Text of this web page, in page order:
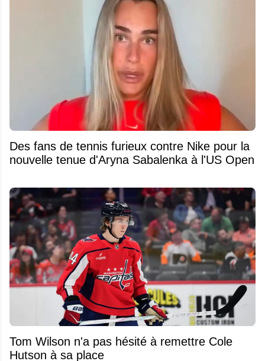
Des fans de tennis furieux contre Nike pour la
nouvelle tenue d'Aryna Sabalenka à l'US Open
Tom Wilson n'a pas hésité à remettre Cole
Hutson à sa place